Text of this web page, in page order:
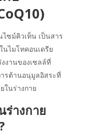
ไซม์คิวเท็น เป็นสาร
ไมโทคอนเดรีย
งานของเซลล์ที่
รต้านอนุมูลอิสระที่
ในร่างกาย
ร่างกาย